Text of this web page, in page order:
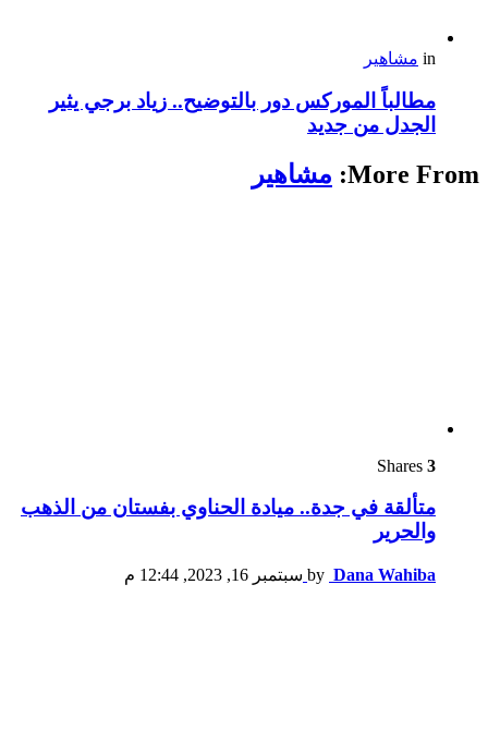
in مشاهير
مطالباً الموركس دور بالتوضيح.. زياد برجي يثير
الجدل من جديد
More From: مشاهير
3
متألقة في جدة.. ميادة الحناوي بفستان من الذهب
والحرير
by Dana Wahiba سبتمبر 16, 2023, 12:44 م